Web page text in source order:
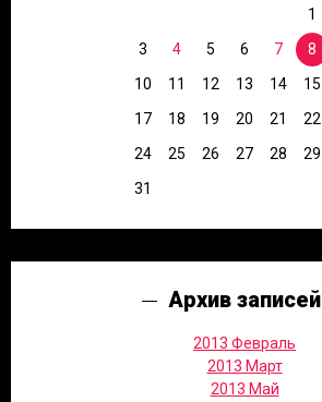
1
3
4 5 6 7 8
10
11 12 13 14 15
17
18 19 20 21 22
24
25 26 27 28 29
31
Архив записей
2013 Февраль
2013 Март
2013 Май